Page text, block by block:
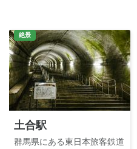
絶景
土合駅
群馬県にある東日本旅客鉄道